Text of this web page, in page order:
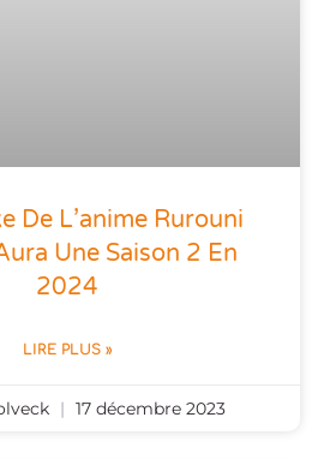
De L’anime Rurouni
Une Saison 2 En
2024
LIRE PLUS »
17 décembre 2023